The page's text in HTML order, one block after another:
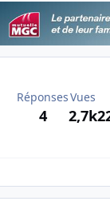
Réponses
4
Vues
2,7k